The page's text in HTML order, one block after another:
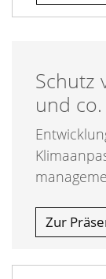
Schutz
und co.
Zur